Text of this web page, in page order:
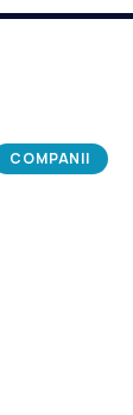
COMPANII